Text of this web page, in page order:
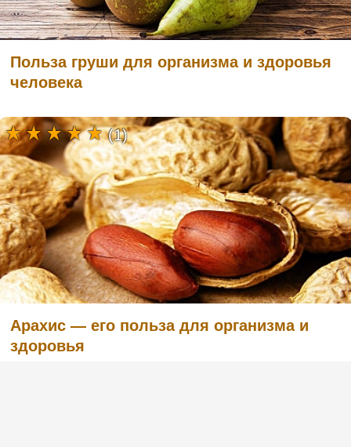
Польза груши для организма и здоровья
человека
Арахис — его польза для организма и
здоровья
(1)